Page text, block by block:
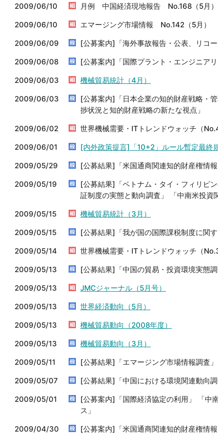
2009/06/10
月例 中国経済現地報告 No.168（5月）
2009/06/10
エマージング市場情報 No.142（5月）
2009/06/09
[公募案内]「海外事故報告・公表、リコ
2009/06/08
[公募案内]「国際プラント・エンジニア
2009/06/03
機械貿易統計（4月）
2009/06/03
[公募案内]「日本企業の知的財産戦略・
捗状況と知的財産戦略の新たな視点」
2009/06/02
世界機械需要・ITトレンドウォッチ（
2009/06/01
[内外政策提言]「10+2」ルール暫定最終
2009/05/29
[公募結果]「米国通商関連知的財産権情
2009/05/19
[公募結果]「ベトナム・タイ・フィリピ
証制度の実態と動向調査」 「中南米投
2009/05/15
機械貿易統計（3月）
2009/05/15
[公募結果]「我が国の国際課税制度に関
2009/05/14
世界機械需要・ITトレンドウォッチ（
2009/05/13
[公募結果]「中国の貿易・投資環境実態
2009/05/13
JMCジャーナル（5月号）
2009/05/13
世界経済動向（5月）
2009/05/13
機械貿易動向（2008年度）
2009/05/13
機械貿易動向（3月）
2009/05/11
[公募結果]「エマージング市場情報調査」
2009/05/07
[公募結果]「中国における環境関連動向
2009/05/01
[公募案内]「国際経済協定の利用」 「中
ス」
2009/04/30
[公募案内]「米国通商関連知的財産権情